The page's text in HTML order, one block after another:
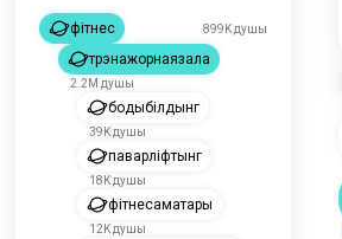
фітнес 899K душы
трэнажорнаязала
2.2M душы
бодыбілдынг
39K душы
паварліфтынг
18K душы
фітнесаматары
12K душы